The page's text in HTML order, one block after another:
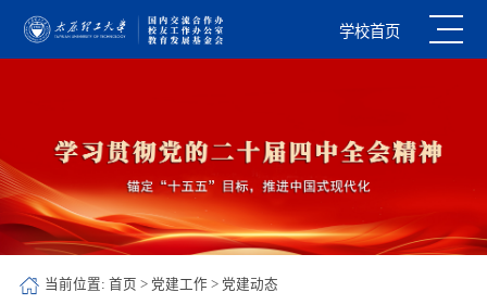
学校首页
当前位置: 首页 > 党建工作 > 党建动态